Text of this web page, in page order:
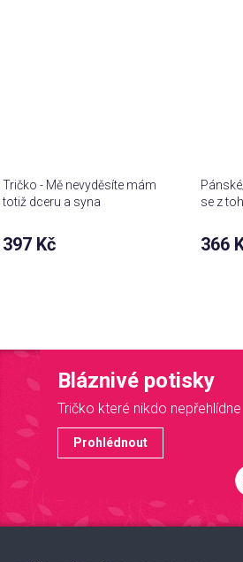
Tričko - Mě nevyděsíte mám
totiž dceru a syna
397 Kč
se z
366
Bláznivé potisky
Tričko které nikdo nepřehlídne
Prohlédnout